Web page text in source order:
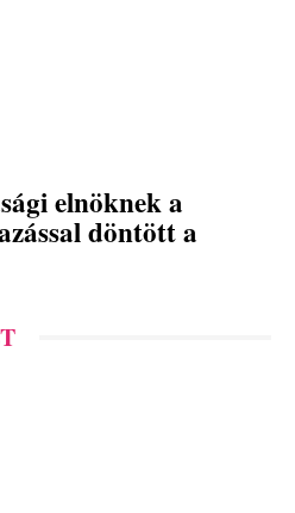
elnöknek a
döntött a